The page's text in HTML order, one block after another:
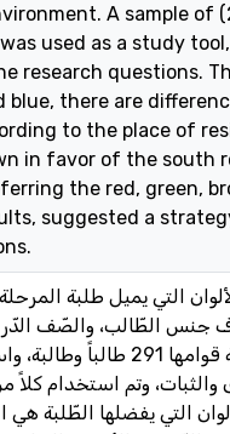
A sample of
used as a study
research questions.
there are
to the place of
in favor of the south
the red, green,
suggested a
التي يميل طلبة
جنس الطّالب، والصّف
المدرسيّة. طبقت
وتم استخدام كلاً
التي يفضلها الطّلبة هي